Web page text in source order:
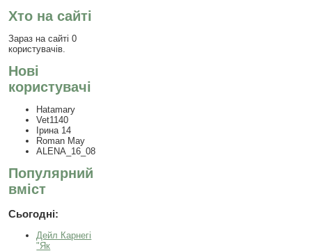
Хто на сайті
Зараз на сайті 0
користувачів.
Нові
користувачі
Hatamary
Vet1140
Ірина 14
Roman May
ALENA_16_08
Популярний
вміст
Сьогодні:
Дейл Карнегі
"Як